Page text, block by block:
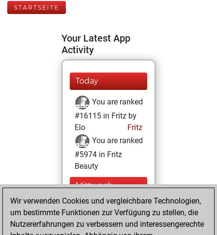
STARTSEITE
Your Latest App
Activity
Today
You are ranked
#16115 in Fritz by
Elo
Fritz
You are ranked
#5974 in Fritz
Beauty
Mittwoch,
Dezember 30,
2020
You won
Wir verwenden Cookies und vergleichbare Technologien,
um bestimmte Funktionen zur Verfügung zu stellen, die
Nutzererfahrungen zu verbessern und interessengerechte